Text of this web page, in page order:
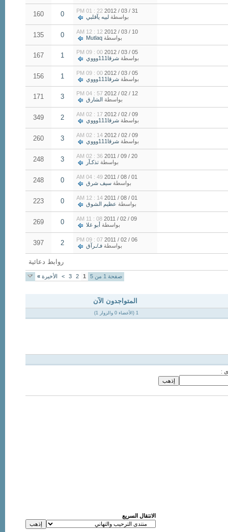
31 / 03 / 2012
22 : 01 PM
بواسطة لبيه يآقلبي 0
160
10 / 03 / 2012
12 : 12 AM
بواسطة Mutlaq
0
135
05 / 03 / 2012
00 : 09 PM
بواسطة شرقا111وووي 1
167
05 / 03 / 2012
00 : 09 PM
بواسطة شرقا111وووي 1
156
12 / 02 / 2012
57 : 04 PM
بواسطة الشارق 3
171
09 / 02 / 2012
17 : 02 AM
بواسطة شرقا111وووي 2
349
09 / 02 / 2012
14 : 02 AM
بواسطة شرقا111وووي 3
260
20 / 09 / 2011
36 : 02 AM
بواسطة تذكـآر 3
248
01 / 08 / 2011
49 : 04 AM
بواسطة سيف شرق 0
248
01 / 08 / 2011
14 : 12 AM
بواسطة عظيم الشوق 0
223
09 / 02 / 2011
08 : 11 AM
بواسطة أبو غلا 0
269
06 / 02 / 2011
07 : 09 PM
بواسطة فـ/ـرآق 2
397
روابط دعائية
صفحة 1 من 5 1
2
3
> الأخيرة »
المتواجدون الآن
1 (الأعضاء 0 والزوار 1)
:
الانتقال السريع